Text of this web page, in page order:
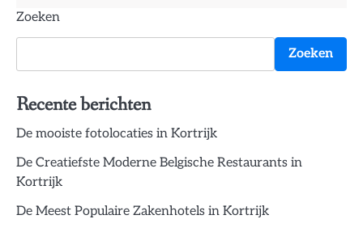
Zoeken
Zoeken
Recente berichten
De mooiste fotolocaties in Kortrijk
De Creatiefste Moderne Belgische Restaurants in
Kortrijk
De Meest Populaire Zakenhotels in Kortrijk